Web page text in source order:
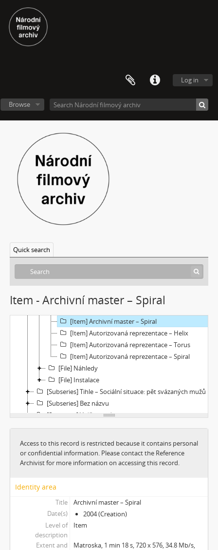
Log in
Browse
Quick search
Item - Archivní master – Spiral
[Subseries] Přestávka
[Subseries] 13. revír
[Subseries] Po stopách krve
[Subseries] Spejbl a Hurvínek
[Subseries] Větev – Prorážení televize větví
[Subseries] 16 Sketches of Dialogue
[Subseries] Air
[Subseries] Air – Znělka
[Subseries] Interno
[Subseries] Le Cuoche
[Subseries] Hlavolam
[Subseries] Kytka
[Subseries] Erosynta I
[Subseries] Pohádka pro šílence
[Subseries] Chewing Gum
[File] Filmy
[Item] Archivní master – Helix
[Item] Archivní master – Torus
[Item] Archivní master – Spiral
[Item] Autorizovaná reprezentace – Helix
[Item] Autorizovaná reprezentace – Torus
[Item] Autorizovaná reprezentace – Spiral
[File] Náhledy
[File] Instalace
[Subseries] Tihle – Sociální situace: pět svázaných mužů
[Subseries] Bez názvu
[Subseries] Viděno vzduchem
[Subseries] Krása
[Subseries] Pohybovadlo
[Subseries] Náš očistec
[Subseries] MHD – Bus
[Subseries] Der kleine Blonde und sein roter Koffer
[Subseries] Miss Krimi
[Subseries] Vteřina za vteřinou
[Subseries] Obrázky
Access to this record is restricted because it contains personal
or confidential information. Please contact the Reference
Archivist for more information on accessing this record.
Identity area
Title
Archivní master – Spiral
Date(s)
2004 (Creation)
Level of
description
Item
Extent and
Matroska, 1 min 18 s, 720 x 576, 34.8 Mb/s,